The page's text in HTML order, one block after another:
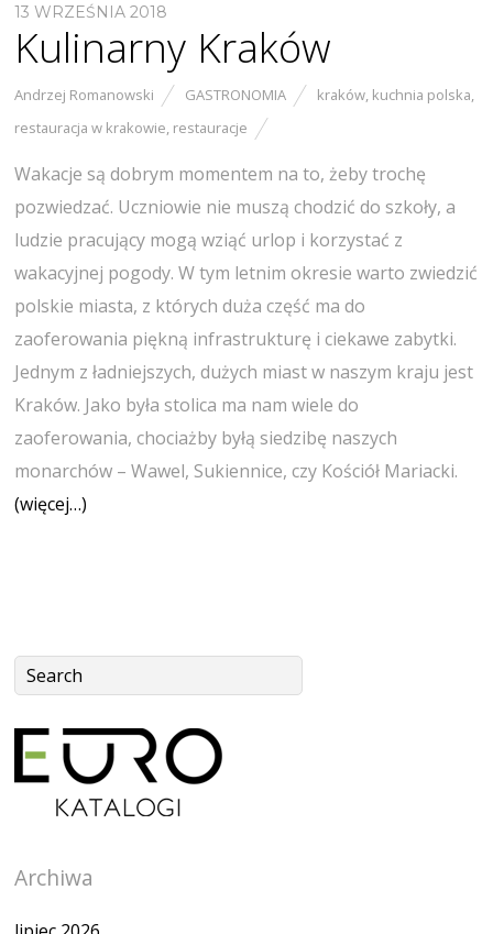
13 WRZEŚNIA 2018
Kulinarny Kraków
Andrzej Romanowski GASTRONOMIA kraków, kuchnia polska,
restauracja w krakowie, restauracje
Wakacje są dobrym momentem na to, żeby trochę
pozwiedzać. Uczniowie nie muszą chodzić do szkoły, a
ludzie pracujący mogą wziąć urlop i korzystać z
wakacyjnej pogody. W tym letnim okresie warto zwiedzić
polskie miasta, z których duża część ma do
zaoferowania piękną infrastrukturę i ciekawe zabytki.
Jednym z ładniejszych, dużych miast w naszym kraju jest
Kraków. Jako była stolica ma nam wiele do
zaoferowania, chociażby byłą siedzibę naszych
monarchów – Wawel, Sukiennice, czy Kościół Mariacki.
(więcej…)
Archiwa